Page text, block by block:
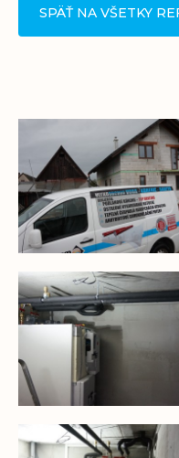
SPÄŤ NA VŠETKY